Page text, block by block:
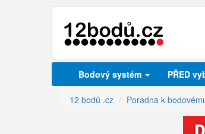
Bodový systém PŘED
12 bodů .cz Poradna k